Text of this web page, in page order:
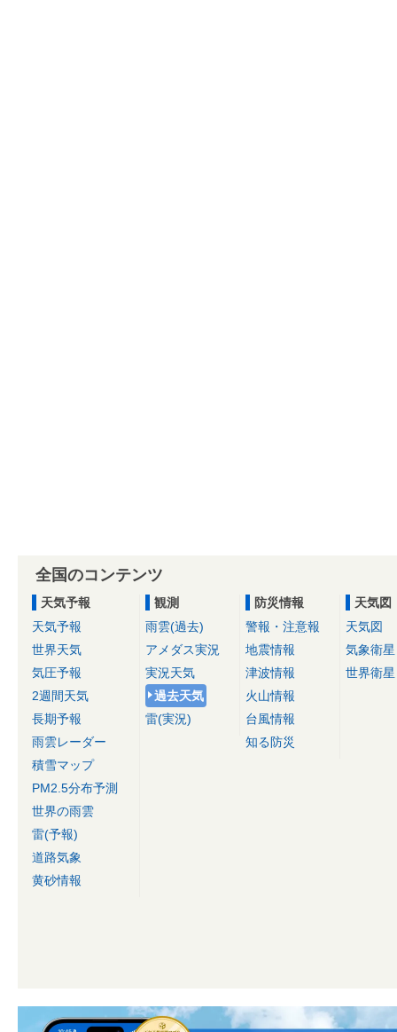
全国のコンテンツ
天気予報
天気予報
世界天気
気圧予報
2週間天気
長期予報
雨雲レーダー
積雪マップ
PM2.5分布予測
世界の雨雲
雷(予報)
道路気象
黄砂情報
観測
雨雲(過去)
アメダス実況
実況天気
過去天気
雷(実況)
防災情報
警報・注意報
地震情報
津波情報
火山情報
台風情報
知る防災
天気図
天気図
気象衛星
世界衛星